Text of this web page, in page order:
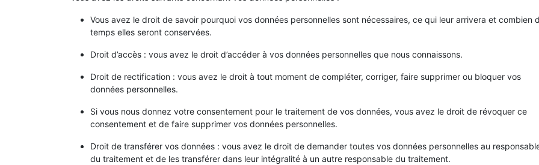
Vous avez le droit de savoir pourquoi vos données personnelles sont nécessaires, ce qui leur arrivera et combien
temps elles seront conservées.
Droit d’accès : vous avez le droit d’accéder à vos données personnelles que nous connaissons.
Droit de rectification : vous avez le droit à tout moment de compléter, corriger, faire supprimer ou bloquer vos
données personnelles.
Si vous nous donnez votre consentement pour le traitement de vos données, vous avez le droit de révoquer ce
consentement et de faire supprimer vos données personnelles.
Droit de transférer vos données : vous avez le droit de demander toutes vos données personnelles au
du traitement et de les transférer dans leur intégralité à un autre responsable du traitement.